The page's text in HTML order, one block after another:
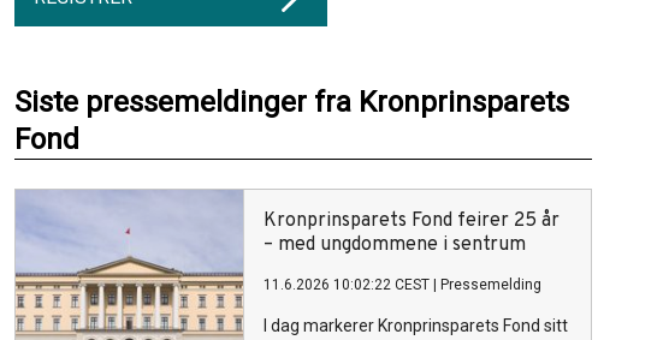
Siste pressemeldinger fra Kronprinsparets
Fond
Kronprinsparets Fond feirer 25 år
– med ungdommene i sentrum
11.6.2026 10:02:22 CEST Pressemelding
I dag markerer Kronprinsparets Fond sitt